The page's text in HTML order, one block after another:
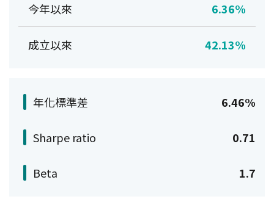
今年以來 6.36%
成立以來 42.13%
年化標準差 6.46%
Sharpe ratio 0.71
Beta 1.7